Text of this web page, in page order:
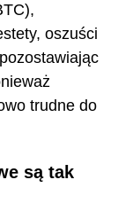
oszuści
trudne do
są tak